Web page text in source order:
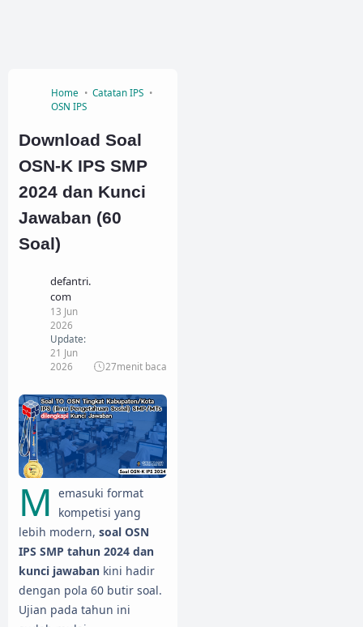
Home
Catatan IPS
OSN IPS
Download Soal
OSN-K IPS SMP
2024 dan Kunci
Jawaban (60
Soal)
defantri.
com
13 Jun
2026
Update:
21 Jun
2026
27menit baca
M emasuki format
kompetisi yang
lebih modern, soal OSN
IPS SMP tahun 2024 dan
kunci jawaban kini hadir
dengan pola 60 butir soal.
Ujian pada tahun ini